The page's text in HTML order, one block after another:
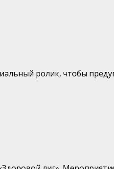
ролик, чтобы